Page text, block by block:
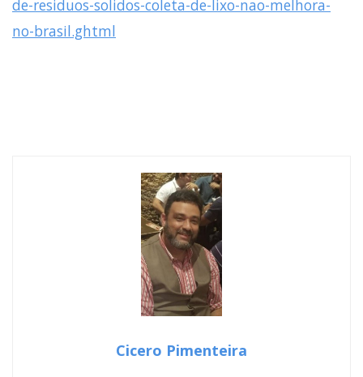
de-residuos-solidos-coleta-de-lixo-nao-melhora-
no-brasil.ghtml
Cicero Pimenteira